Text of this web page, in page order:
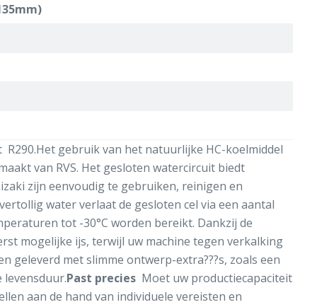
R290.Het gebruik van het natuurlijke HC-koelmiddel
van RVS. Het gesloten watercircuit biedt
zijn eenvoudig te gebruiken, reinigen en
water verlaat de gesloten cel via een aantal
tot -30°C worden bereikt. Dankzij de
mogelijke ijs, terwijl uw machine tegen verkalking
geleverd met slimme ontwerp-extra???s, zoals een
Past precies Moet uw productiecapaciteit
aan de hand van individuele vereisten en